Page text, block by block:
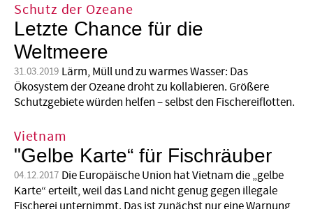
Schutz der Ozeane
Letzte Chance für die
Weltmeere
31.03.2019 Lärm, Müll und zu warmes Wasser: Das
Ökosystem der Ozeane droht zu kollabieren. Größere
Schutzgebiete würden helfen – selbst den Fischereiflotten.
Vietnam
"Gelbe Karte“ für Fischräuber
04.12.2017 Die Europäische Union hat Vietnam die „gelbe
Karte“ erteilt, weil das Land nicht genug gegen illegale